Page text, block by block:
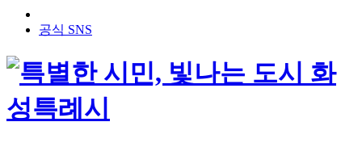
공식 SNS